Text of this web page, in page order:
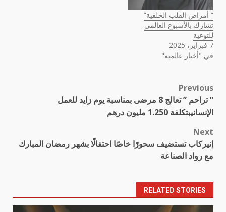
” أمراض القلب الخلقية”
تشارك بالأسبوع العالمي
للتوعية
7 فبراير، 2025
في "أخبار عالمية"
Post
navigation
Previous
” تراحم ” تعالج 8 مرضى بمناسبة يوم زايد للعمل
الإنسانيبتكلفة 1.250 مليون درهم
Next
إنيركاب تستضيف سحورًا خاصًا احتفالًا بشهر رمضان المبارك
مع رواد الصناعة
RELATED STORIES